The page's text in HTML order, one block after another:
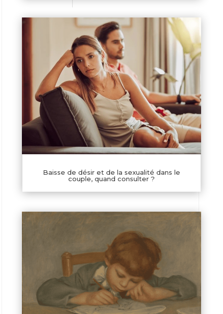
Baisse de désir et de la sexualité dans le
couple, quand consulter ?